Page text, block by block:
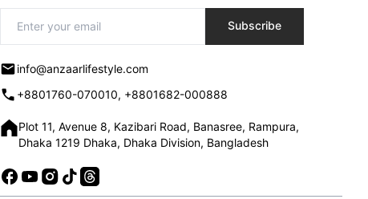
Subscribe
info@anzaarlifestyle.com
+8801760-070010, +8801682-000888
Plot 11, Avenue 8, Kazibari Road, Banasree, Rampura,
Dhaka 1219 Dhaka, Dhaka Division, Bangladesh